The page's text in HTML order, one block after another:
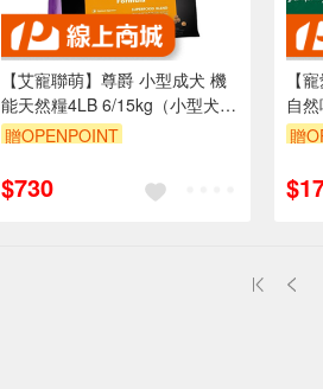
【艾寵聯萌】尊爵 小型成犬 機
能天然糧4LB 6/15kg（小型犬飼
料 去骨雞肉配方 小顆粒狗糧 腸
贈OPENPOINT
（運費不算在 2000 元的範圍
$730
【
自
贈